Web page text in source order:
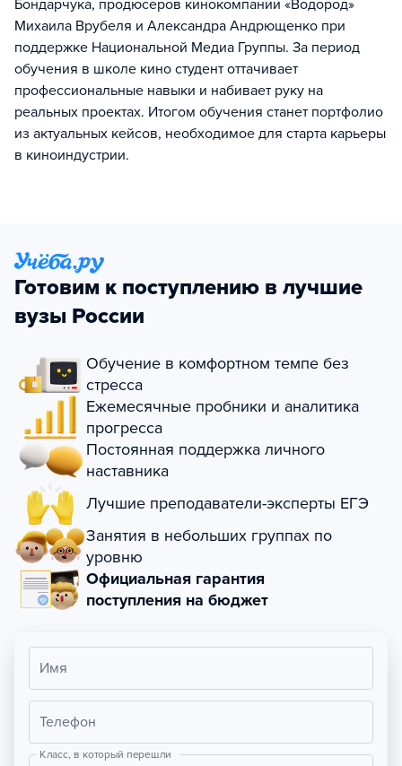
Бондарчука, продюсеров кинокомпании «Водород»
Михаила Врубеля и Александра Андрющенко при
поддержке Национальной Медиа Группы. За период
обучения в школе кино студент оттачивает
профессиональные навыки и набивает руку на
реальных проектах. Итогом обучения станет портфолио
из актуальных кейсов, необходимое для старта карьеры
в киноиндустрии.
Готовим к поступлению в лучшие
вузы России
Обучение в комфортном темпе без
стресса
Ежемесячные пробники и аналитика
прогресса
Постоянная поддержка личного
наставника
Лучшие преподаватели-эксперты ЕГЭ
Занятия в небольших группах по
уровню
Официальная гарантия
поступления на бюджет
Имя
Телефон
Класс, в который перешли